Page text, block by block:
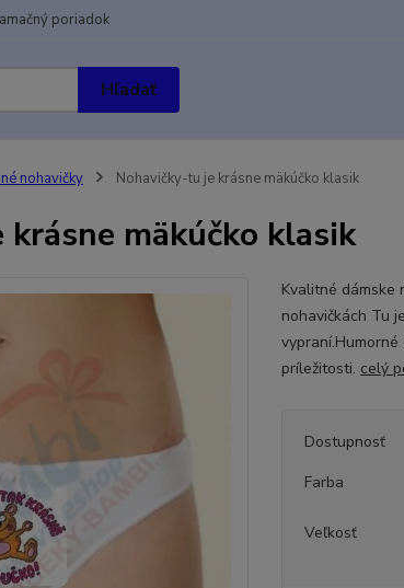
poriadok
Hľadať
nohavičky Nohavičky-tu je krásne mäkúčko klasik
mäkúčko klasik
Kvalitné dámske
nohavičkách Tu
príležitosti. celý
Dostupnosť
Farba
Veľkosť